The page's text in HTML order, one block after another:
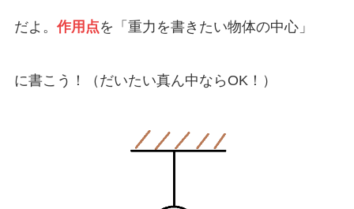
だよ。 作用点を「重力を書きたい物体の中心」
に書こう！（だいたい真ん中ならOK！）